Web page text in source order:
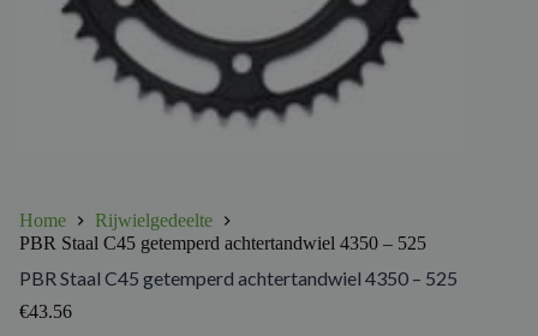
Home
Rijwielgedeelte
PBR Staal C45 getemperd achtertandwiel 4350 – 525
PBR Staal C45 getemperd achtertandwiel 4350 – 525
€43.56